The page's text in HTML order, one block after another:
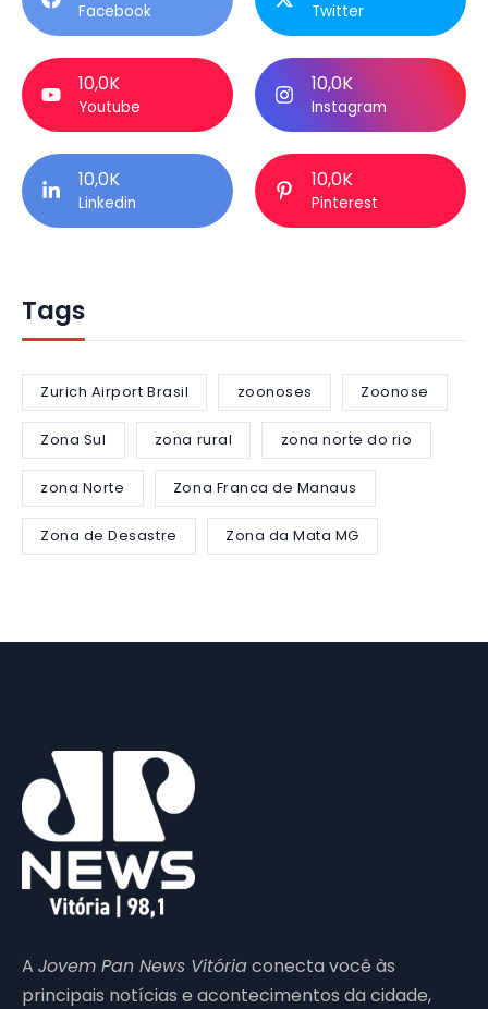
Facebook Twitter
10,0K
Youtube
10,0K
Instagram
10,0K
Linkedin
10,0K
Pinterest
Tags
Zurich Airport Brasil zoonoses Zoonose
Zona Sul zona rural zona norte do rio
zona Norte Zona Franca de Manaus
Zona de Desastre Zona da Mata MG
A Jovem Pan News Vitóriaconecta você às
principais notícias e acontecimentos da cidade,